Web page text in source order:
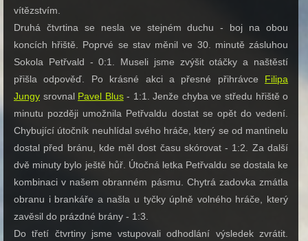
vítězstvím.
Druhá čtvrtina se nesla ve stejném duchu - boj na obou
koncích hřiště. Poprvé se stav měnil ve 30. minutě zásluhou
Sokola Petřvald - 0:1. Museli jsme zvýšit otáčky a naštěstí
přišla odpověď. Po krásné akci a přesné přihrávce Filipa
Jungy srovnal Pavel Blus- 1:1. Jenže chyba ve středu hřiště o
minutu později umožnila Petřvaldu dostat se opět do vedení.
Chybující útočník neuhlídal svého hráče, který se od mantinelu
dostal před bránu, kde měl dost času skórovat - 1:2. Za další
dvě minuty bylo ještě hůř. Útočná letka Petřvaldu se dostala ke
kombinaci v našem obranném pásmu. Chytrá zadovka zmátla
obranu i brankáře a našla u tyčky úplně volného hráče, který
zavěsil do prázdné brány - 1:3.
Do třetí čtvrtiny jsme vstupovali odhodlání výsledek zvrátit.